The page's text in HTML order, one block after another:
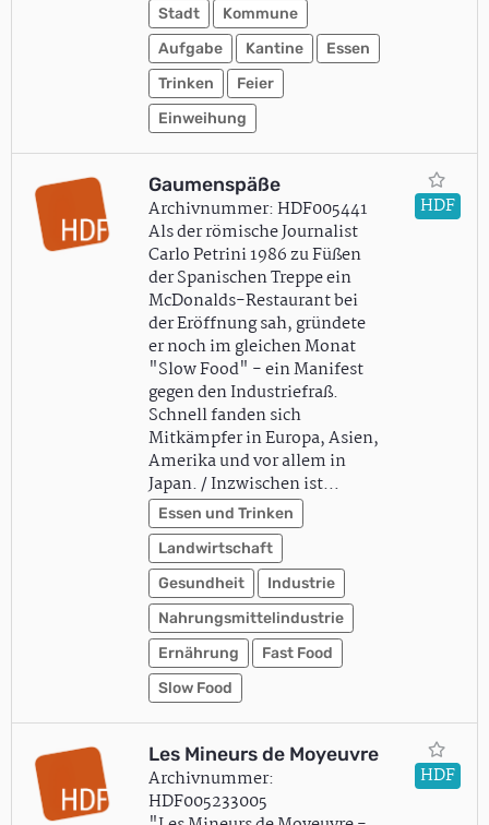
Stadt
Kommune
Aufgabe
Kantine
Essen
Trinken
Feier
Einweihung
Gaumenspäße
Archivnummer: HDF005441
Als der römische Journalist
Carlo Petrini 1986 zu Füßen
der Spanischen Treppe ein
McDonalds-Restaurant bei
der Eröffnung sah, gründete
er noch im gleichen Monat
"Slow Food" - ein Manifest
gegen den Industriefraß.
Schnell fanden sich
Mitkämpfer in Europa, Asien,
Amerika und vor allem in
Japan. / Inzwischen ist…
Essen und Trinken
Landwirtschaft
Gesundheit
Industrie
Nahrungsmittelindustrie
Ernährung
Fast Food
Slow Food
HDF
Les Mineurs de Moyeuvre
Archivnummer:
HDF005233005
HDF